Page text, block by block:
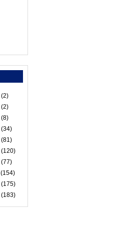
(2)
(2)
(8)
(34)
(81)
(120)
(77)
(154)
(175)
(183)